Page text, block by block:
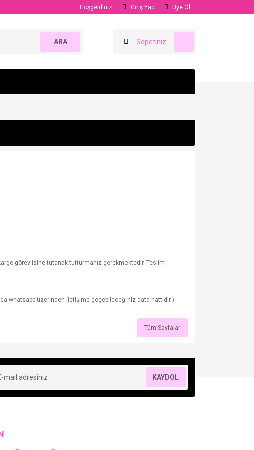
Hoşgeldiniz Giriş Yap Üye Ol
ARA Sepetiniz
görevlisine tutanak tutturmanız gerekmektedir. Teslim
whatsapp üzerinden iletişime geçebileceğiniz data hattıdır )
Tüm Sayfalar
KAYDOL